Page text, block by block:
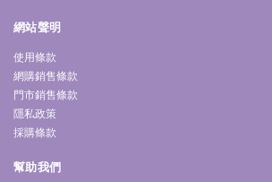
網站聲明
使用條款
網購銷售條款
門市銷售條款
隱私政策
採購條款
幫助我們